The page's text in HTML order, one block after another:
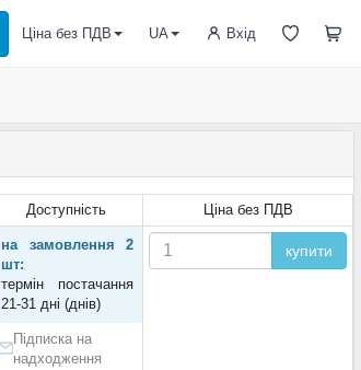
Вхід
Ціна без ПДВ UA
Доступність
Ціна без ПДВ
на замовлення 2
шт:
термін постачання
21-31 дні (днів)
Підписка на
надходження
купити